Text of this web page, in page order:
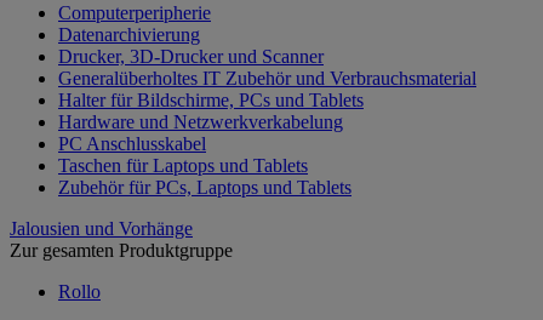
Computerperipherie
Datenarchivierung
Drucker, 3D-Drucker und Scanner
Generalüberholtes IT Zubehör und Verbrauchsmaterial
Halter für Bildschirme, PCs und Tablets
Hardware und Netzwerkverkabelung
PC Anschlusskabel
Taschen für Laptops und Tablets
Zubehör für PCs, Laptops und Tablets
Jalousien und Vorhänge
Zur gesamten Produktgruppe
Rollo